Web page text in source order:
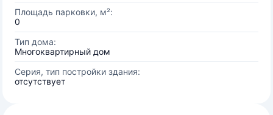
Площадь парковки, м²:
0
Тип дома:
Многоквартирный дом
Серия, тип постройки здания:
отсутствует